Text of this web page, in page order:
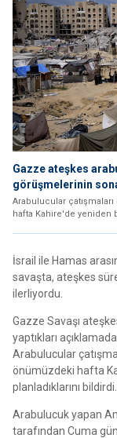
Gazze ateşkes
görüşmelerinin
Arabulucular
hafta Kahire'de yeniden
İsrail ile Hamas
savaşta, ateşkes
ilerliyordu.
Gazze Savaşı
yaptıkları
Arabulucular
önümüzdeki hafta
planladıklarını bildirdi.
Arabulucuk yapan
tarafından Cuma